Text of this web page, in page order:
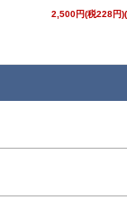
2,500円(税228円)